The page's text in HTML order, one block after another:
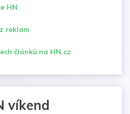
HN
reklam
článků na HN.cz
víkend